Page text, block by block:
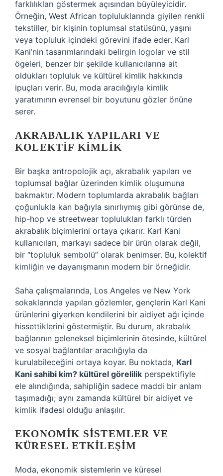
farklılıkları göstermek açısından büyüleyicidir.
Örneğin, West African topluluklarında giyilen renkli
tekstiller, bir kişinin toplumsal statüsünü, yaşını
veya topluluk içindeki görevini ifade eder. Karl
Kani’nin tasarımlarındaki belirgin logolar ve stil
ögeleri, benzer bir şekilde kullanıcılarına ait
oldukları topluluk ve kültürel kimlik hakkında
ipuçları verir. Bu, moda aracılığıyla kimlik
yaratımının evrensel bir boyutunu gözler önüne
serer.
AKRABALIK YAPILARI VE
KOLEKTIF KIMLIK
Bir başka antropolojik açı, akrabalık yapıları ve
toplumsal bağlar üzerinden kimlik oluşumuna
bakmaktır. Modern toplumlarda akrabalık bağları
çoğunlukla kan bağıyla sınırlıymış gibi görünse de,
hip-hop ve streetwear toplulukları farklı türden
akrabalık biçimlerini ortaya çıkarır. Karl Kani
kullanıcıları, markayı sadece bir ürün olarak değil,
bir “topluluk sembolü” olarak benimser. Bu, kolektif
kimliğin ve dayanışmanın modern bir örneğidir.
Saha çalışmalarında, Los Angeles ve New York
sokaklarında yapılan gözlemler, gençlerin Karl Kani
ürünlerini giyerken kendilerini bir aidiyet ağı içinde
hissettiklerini göstermiştir. Bu durum, akrabalık
bağlarının geleneksel biçimlerinin ötesinde, kültürel
ve sosyal bağlantılar aracılığıyla da
kurulabileceğini ortaya koyar. Bu noktada, Karl
Kani sahibi kim? kültürel görelilik perspektifiyle
ele alındığında, sahipliğin sadece maddi bir anlam
taşımadığı; aynı zamanda kültürel bir aidiyet ve
kimlik ifadesi olduğu anlaşılır.
EKONOMIK SISTEMLER VE
KÜRESEL ETKILEŞIM
Moda, ekonomik sistemlerin ve küresel